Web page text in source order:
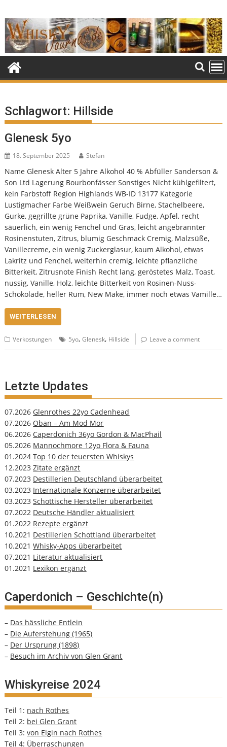
to
content
Schlagwort: Hillside
Glenesk 5yo
18. September 2025 Stefan
Name Glenesk Alter 5 Jahre Alkohol 40 % Abfüller Sanderson &
Son Ltd Lagerung Bourbonfässer Sonstiges Nicht kühlgefiltert,
kein Farbstoff Region Highlands WB-ID 13177 Kategorie
Lustigmacher Farbe Weißwein Geruch Birne, Stachelbeere,
Gurke, gegrillte grüne Paprika, Vanille, Fudge, Apfel, recht
säuerlich, ein wenig Fenchel und Gras, leicht angebrannter
Rosinenstuten, Zitrus, blumig Geschmack Cremig, Malzsüße,
Vanillecreme, ein wenig Zuckerglasur, kaum Alkohol, etwas
Lakritz und Fenchel, weiterhin cremig, leichte pflanzliche
Bitterkeit, Zitrusnote Finish Recht lang, geröstetes Malz, Toast,
nussig, Vanille, Holz, leichte Bitterkeit von Rosinen-Nuss-
Schokolade, heller Rum, New Make, immer noch etwas Vamille…
WEITERLESEN
Verkostungen 5yo,Glenesk, Hillside Leave a comment
Letzte Updates
07.2026 Glenrothes 22yo Cadenhead
07.2026 Oban – Am Mod Mor
06.2026 Caperdonich 36yo Gordon & MacPhail
05.2026 Mannochmore 12yo Flora & Fauna
01.2024Top 10 der teuersten Whiskys
12.2023Zitate ergänzt
07.2023 Destillerien Deutschland überarbeitet
03.2023 Internationale Konzerne überarbeitet
03.2023Schottische Hersteller überarbeitet
07.2022 Deutsche Händler aktualisiert
01.2022 Rezepte ergänzt
10.2021 Destillerien Schottland überarbeitet
10.2021Whisky-Apps überarbeitet
07.2021 Literatur aktualisiert
01.2021 Lexikon ergänzt
Caperdonich – Geschichte(n)
– Das hässliche Entlein
– Die Auferstehung (1965)
– Der Ursprung (1898)
– Besuch im Archiv von Glen Grant
Whiskyreise 2024
Teil 1: nach Rothes
Teil 2: bei Glen Grant
Teil 3:von Elgin nach Rothes
Teil 4: Überraschungen